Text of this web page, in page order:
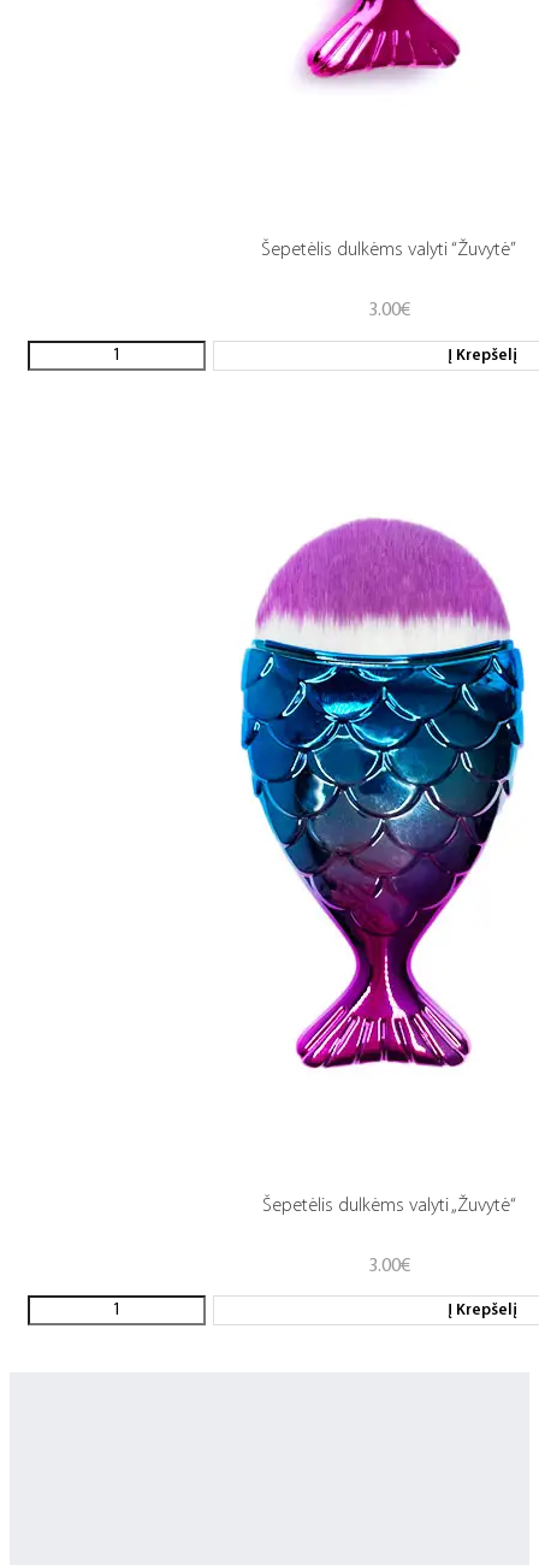
Šepetėlis dulkėms valyti “Žuvytė”
3.00€
Į Krepšelį
Šepetėlis dulkėms valyti „Žuvytė“
3.00€
Į Krepšelį